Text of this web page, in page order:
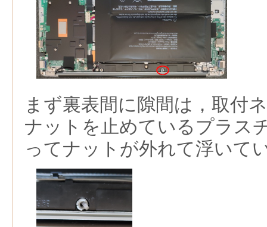
まず裏表間に隙間は，取付
ナットを止めているプラス
ってナットが外れて浮いて